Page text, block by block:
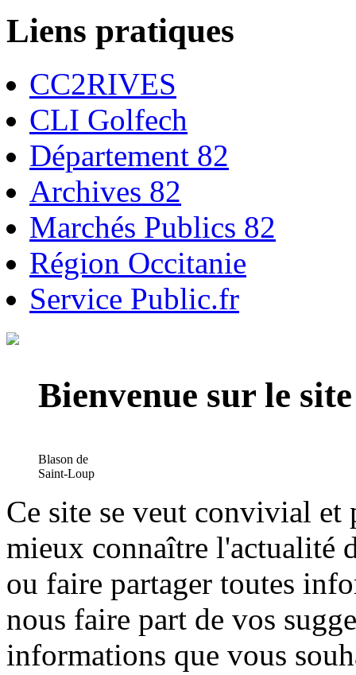
Liens pratiques
CC2RIVES
CLI Golfech
Département 82
Archives 82
Marchés Publics 82
Région Occitanie
Service Public.fr
Bienvenue sur le
Blason de
Saint-Loup
Ce site se veut convivial et
mieux connaître l'actualité
ou faire partager toutes
nous faire part de vos
informations que vous